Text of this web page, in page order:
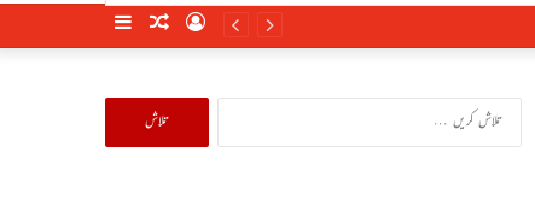
SidebarRandomLog
تلاش
کریں